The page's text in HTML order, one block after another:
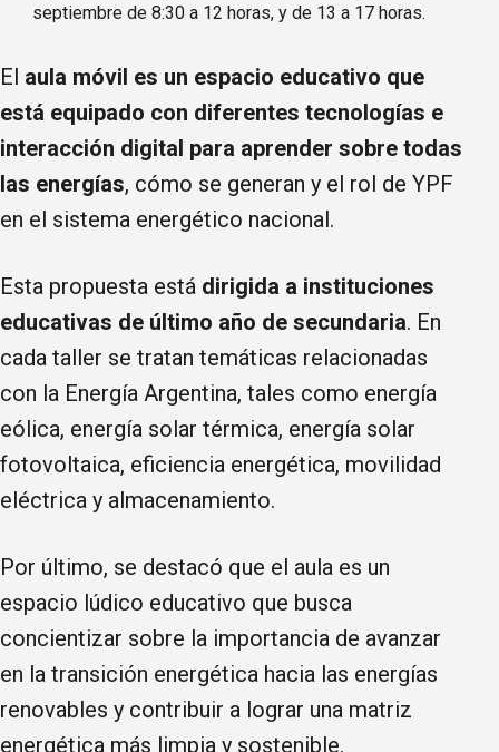
septiembre de 8:30 a 12 horas, y de 13 a 17 horas.
El aula móvil es un espacio educativo que
está equipado con diferentes tecnologías e
interacción digital para aprender sobre todas
las energías, cómo se generan y el rol de YPF
en el sistema energético nacional.
Esta propuesta está dirigida a instituciones
educativas de último año de secundaria. En
cada taller se tratan temáticas relacionadas
con la Energía Argentina, tales como energía
eólica, energía solar térmica, energía solar
fotovoltaica, eficiencia energética, movilidad
eléctrica y almacenamiento.
Por último, se destacó que el aula es un
espacio lúdico educativo que busca
concientizar sobre la importancia de avanzar
en la transición energética hacia las energías
renovables y contribuir a lograr una matriz
energética más limpia y sostenible.